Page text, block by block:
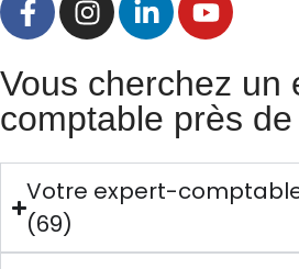
Vous cherchez un
comptable près
Votre expert-
(69)